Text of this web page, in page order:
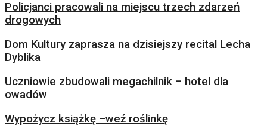
Policjanci pracowali na miejscu trzech zdarzeń
drogowych
Dom Kultury zaprasza na dzisiejszy recital Lecha
Dyblika
Uczniowie zbudowali megachilnik – hotel dla
owadów
Wypożycz książkę –weź roślinkę